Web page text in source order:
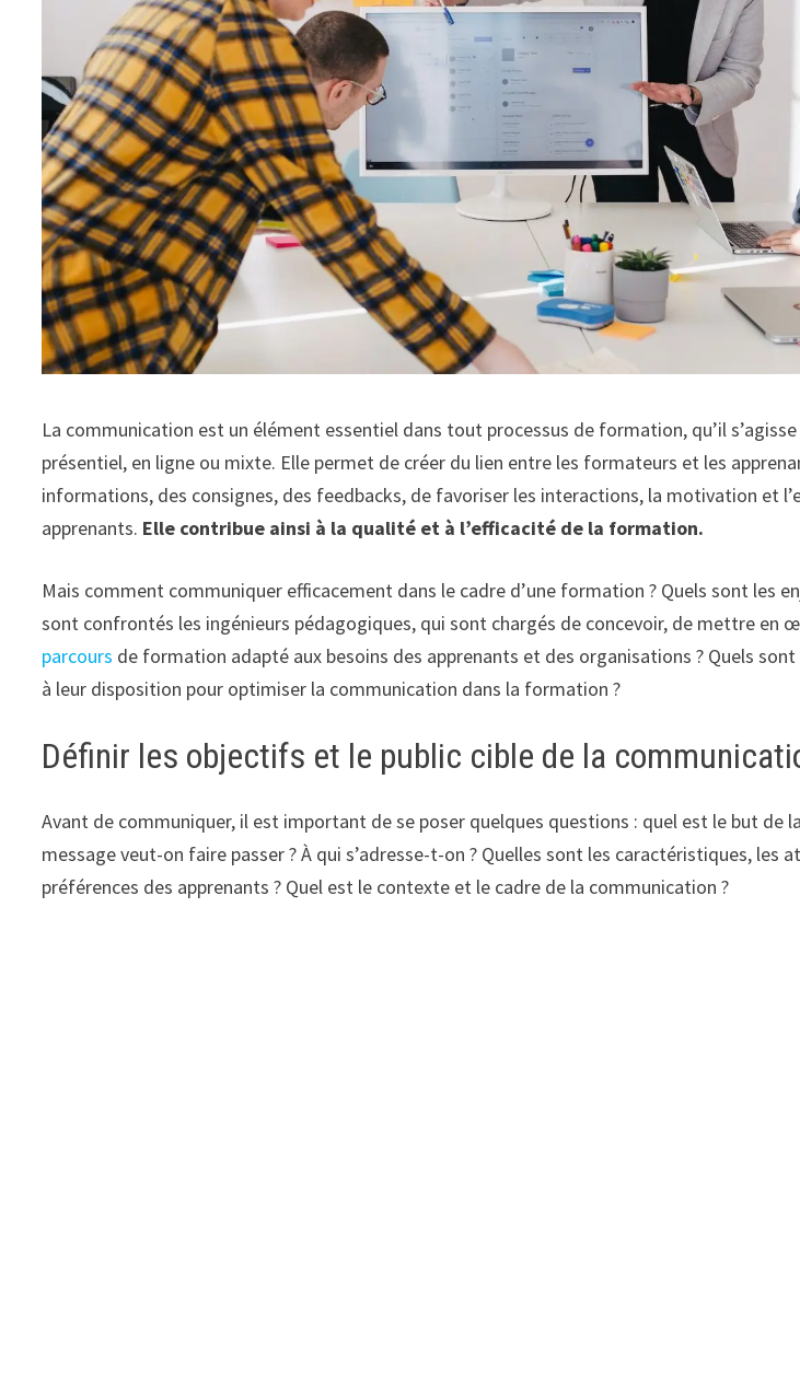
La communication est un élément essentiel dans tout processus de formation, qu’il
présentiel, en ligne ou mixte. Elle permet de créer du lien entre les formateurs et les
informations, des consignes, des feedbacks, de favoriser les interactions, la motivation et
apprenants. Elle contribue ainsi à la qualité et à l’efficacité de la formation.
Mais comment communiquer efficacement dans le cadre d’une formation ? Quels sont les
sont confrontés les ingénieurs pédagogiques, qui sont chargés de concevoir, de mettre en
parcours de formation adapté aux besoins des apprenants et des organisations ? Quels
à leur disposition pour optimiser la communication dans la formation ?
Définir les objectifs et le public cible de la
Avant de communiquer, il est important de se poser quelques questions : quel est le but de
message veut-on faire passer ? À qui s’adresse-t-on ? Quelles sont les caractéristiques, les
préférences des apprenants ? Quel est le contexte et le cadre de la communication ?